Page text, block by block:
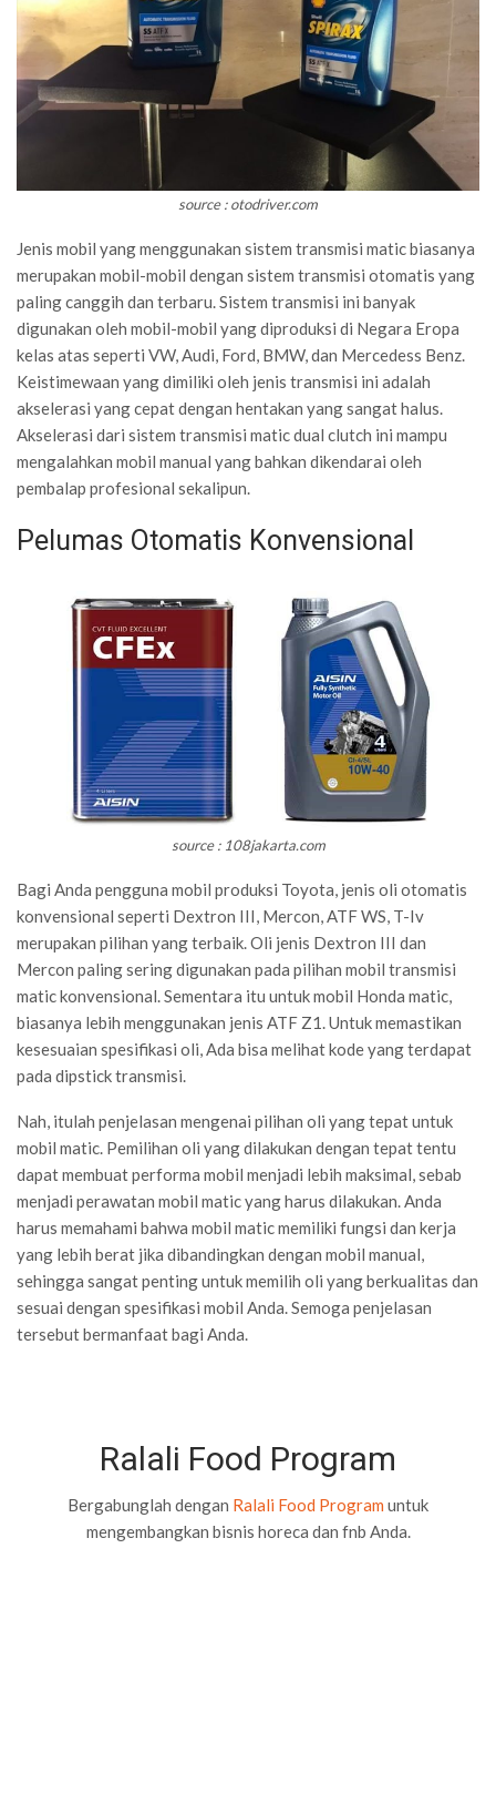
source : otodriver.com
Jenis mobil yang menggunakan sistem transmisi matic biasanya
merupakan mobil-mobil dengan sistem transmisi otomatis yang
paling canggih dan terbaru. Sistem transmisi ini banyak
digunakan oleh mobil-mobil yang diproduksi di Negara Eropa
kelas atas seperti VW, Audi, Ford, BMW, dan Mercedess Benz.
Keistimewaan yang dimiliki oleh jenis transmisi ini adalah
akselerasi yang cepat dengan hentakan yang sangat halus.
Akselerasi dari sistem transmisi matic dual clutch ini mampu
mengalahkan mobil manual yang bahkan dikendarai oleh
pembalap profesional sekalipun.
Pelumas Otomatis Konvensional
source : 108jakarta.com
Bagi Anda pengguna mobil produksi Toyota, jenis oli otomatis
konvensional seperti Dextron III, Mercon, ATF WS, T-Iv
merupakan pilihan yang terbaik. Oli jenis Dextron III dan
Mercon paling sering digunakan pada pilihan mobil transmisi
matic konvensional. Sementara itu untuk mobil Honda matic,
biasanya lebih menggunakan jenis ATF Z1. Untuk memastikan
kesesuaian spesifikasi oli, Ada bisa melihat kode yang terdapat
pada dipstick transmisi.
Nah, itulah penjelasan mengenai pilihan oli yang tepat untuk
mobil matic. Pemilihan oli yang dilakukan dengan tepat tentu
dapat membuat performa mobil menjadi lebih maksimal, sebab
menjadi perawatan mobil matic yang harus dilakukan. Anda
harus memahami bahwa mobil matic memiliki fungsi dan kerja
yang lebih berat jika dibandingkan dengan mobil manual,
sehingga sangat penting untuk memilih oli yang berkualitas dan
sesuai dengan spesifikasi mobil Anda. Semoga penjelasan
tersebut bermanfaat bagi Anda.
Ralali Food Program
Bergabunglah dengan Ralali Food Program untuk
mengembangkan bisnis horeca dan fnb Anda.